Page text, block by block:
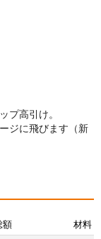
プ高引け。
ジに飛びます（新
額 材料